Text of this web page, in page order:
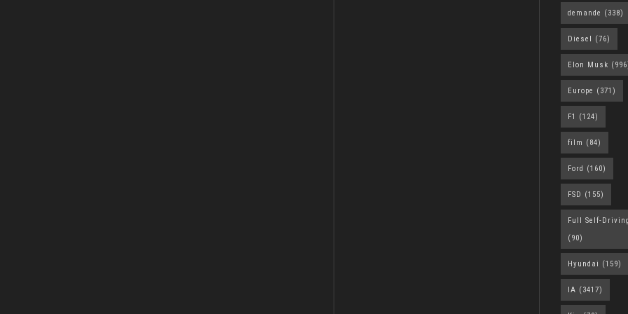
demande (338)
Diesel (76)
Elon Musk
Europe (371)
F1 (124)
film (84)
Ford (160)
FSD (155)
Full Self-
(90)
Hyundai (159)
IA (3417)